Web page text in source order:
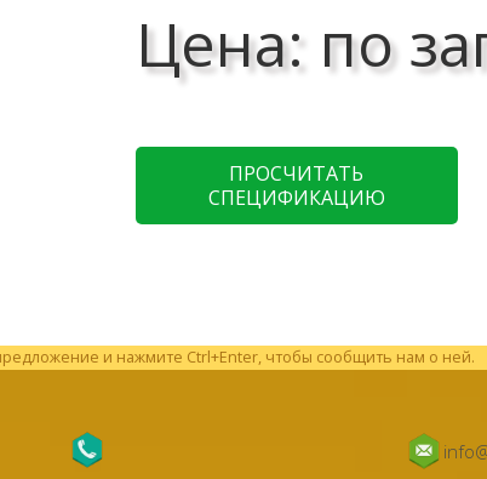
Цена: по
ПРОСЧИТАТЬ
СПЕЦИФИКАЦИЮ
и нажмите Ctrl+Enter, чтобы сообщить нам о ней.